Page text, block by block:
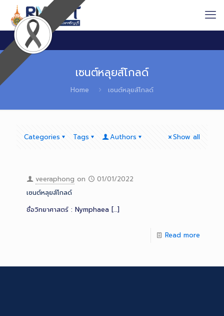
เซนต์หลุยส์โกลด์
Home เซนต์หลุยส์โกลด์
Categories Tags Authors Show all
veeraphong on
01/01/2022
เซนต์หลุยส์โกลด์
ชื่อวิทยาศาสตร์ : Nymphaea […]
Read more